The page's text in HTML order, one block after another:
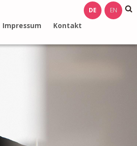
Impressum Kontakt
DE EN